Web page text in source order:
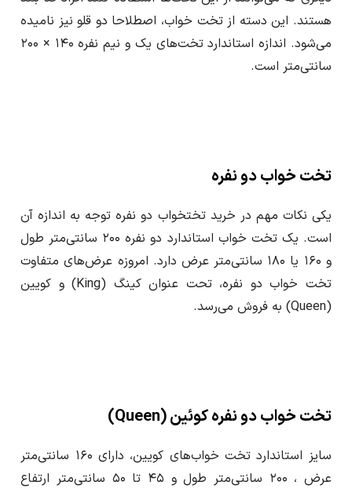
هستند. این دسته از تخت خواب، اصطلاحا دو قلو نیز نامیده
می‌شود. اندازه استاندارد تخت‌‌های یک و نیم نفره ۱۴۰ × ۲۰۰
سانتی‌متر است.
تخت خواب دو نفره
یکی نکات مهم در خرید تختخواب دو نفره توجه به اندازه آن
است. یک تخت خواب استاندارد دو نفره ۲۰۰ سانتی‌متر طول
و ۱۶۰ یا ۱۸۰ سانتی‌متر عرض دارد. امروزه عرض‌های متفاوت
تخت‌ خواب دو نفره، تحت عنوان کینگ (King) و کویین
(Queen) به فروش می‌رسد.
تخت خواب دو نفره کوئین (Queen)
سایز استاندارد تخت خواب‌های کویین، دارای ۱۶۰ سانتی‌متر
عرض ، ۲۰۰ سانتی‌متر طول و ۴۵ تا ۵۰ سانتی‌متر ارتفاع